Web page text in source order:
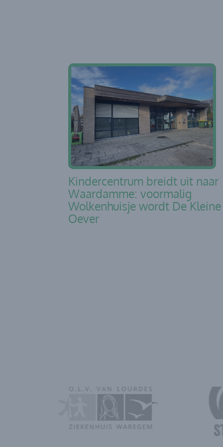
Kindercentrum breidt uit naar
Waardamme: voormalig
Wolkenhuisje wordt De Kleine
Oever